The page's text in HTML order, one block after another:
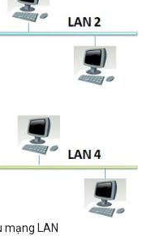
mạng LAN